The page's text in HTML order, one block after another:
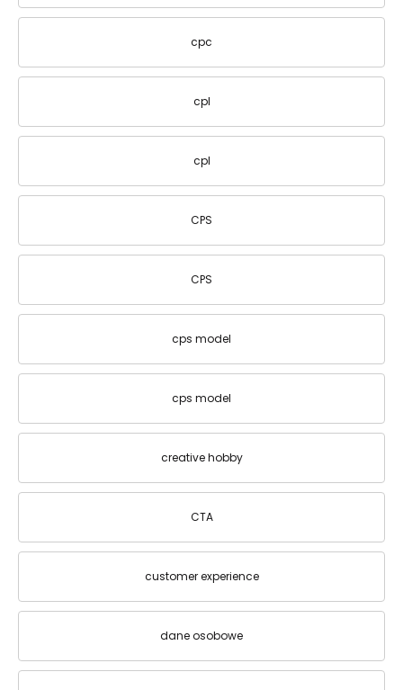
cpc
cpl
cpl
CPS
CPS
cps model
cps model
creative hobby
CTA
customer experience
dane osobowe